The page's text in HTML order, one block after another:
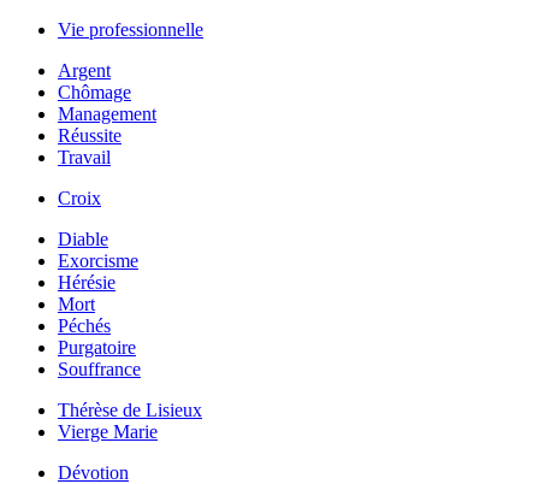
Vie professionnelle
Argent
Chômage
Management
Réussite
Travail
Croix
Diable
Exorcisme
Hérésie
Mort
Péchés
Purgatoire
Souffrance
Thérèse de Lisieux
Vierge Marie
Dévotion